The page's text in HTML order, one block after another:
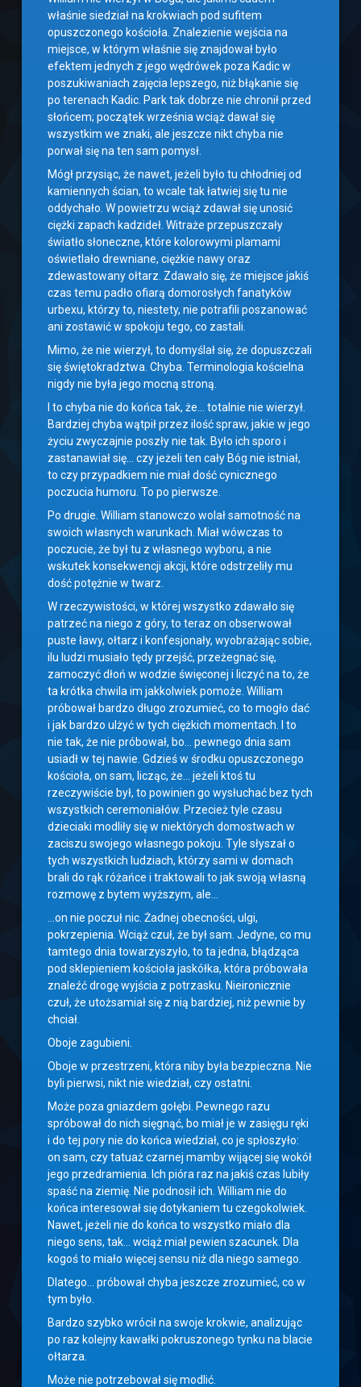
właśnie siedział na krokwiach pod sufitem
opuszczonego kościoła. Znalezienie wejścia na
miejsce, w którym właśnie się znajdował było
efektem jednych z jego wędrówek poza Kadic w
poszukiwaniach zajęcia lepszego, niż błąkanie się
po terenach Kadic. Park tak dobrze nie chronił przed
słońcem; początek września wciąż dawał się
wszystkim we znaki, ale jeszcze nikt chyba nie
porwał się na ten sam pomysł.
Mógł przysiąc, że nawet, jeżeli było tu chłodniej od
kamiennych ścian, to wcale tak łatwiej się tu nie
oddychało. W powietrzu wciąż zdawał się unosić
ciężki zapach kadzideł. Witraże przepuszczały
światło słoneczne, które kolorowymi plamami
oświetlało drewniane, ciężkie nawy oraz
zdewastowany ołtarz. Zdawało się, że miejsce jakiś
czas temu padło ofiarą domorosłych fanatyków
urbexu, którzy to, niestety, nie potrafili poszanować
ani zostawić w spokoju tego, co zastali.
Mimo, że nie wierzył, to domyślał się, że dopuszczali
się świętokradztwa. Chyba. Terminologia kościelna
nigdy nie była jego mocną stroną.
I to chyba nie do końca tak, że… totalnie nie wierzył.
Bardziej chyba wątpił przez ilość spraw, jakie w jego
życiu zwyczajnie poszły nie tak. Było ich sporo i
zastanawiał się… czy jeżeli ten cały Bóg nie istniał,
to czy przypadkiem nie miał dość cynicznego
poczucia humoru. To po pierwsze.
Po drugie. William stanowczo wolał samotność na
swoich własnych warunkach. Miał wówczas to
poczucie, że był tu z własnego wyboru, a nie
wskutek konsekwencji akcji, które odstrzeliły mu
dość potężnie w twarz.
W rzeczywistości, w której wszystko zdawało się
patrzeć na niego z góry, to teraz on obserwował
puste ławy, ołtarz i konfesjonały, wyobrażając sobie,
ilu ludzi musiało tędy przejść, przeżegnać się,
zamoczyć dłoń w wodzie święconej i liczyć na to, że
ta krótka chwila im jakkolwiek pomoże. William
próbował bardzo długo zrozumieć, co to mogło dać
i jak bardzo ulżyć w tych ciężkich momentach. I to
nie tak, że nie próbował, bo… pewnego dnia sam
usiadł w tej nawie. Gdzieś w środku opuszczonego
kościoła, on sam, licząc, że… jeżeli ktoś tu
rzeczywiście był, to powinien go wysłuchać bez tych
wszystkich ceremoniałów. Przecież tyle czasu
dzieciaki modliły się w niektórych domostwach w
zaciszu swojego własnego pokoju. Tyle słyszał o
tych wszystkich ludziach, którzy sami w domach
brali do rąk różańce i traktowali to jak swoją własną
rozmowę z bytem wyższym, ale…
…on nie poczuł nic. Żadnej obecności, ulgi,
pokrzepienia. Wciąż czuł, że był sam. Jedyne, co mu
tamtego dnia towarzyszyło, to ta jedna, błądząca
pod sklepieniem kościoła jaskółka, która próbowała
znaleźć drogę wyjścia z potrzasku. Nieironicznie
czuł, że utożsamiał się z nią bardziej, niż pewnie by
chciał.
Oboje zagubieni.
Oboje w przestrzeni, która niby była bezpieczna. Nie
byli pierwsi, nikt nie wiedział, czy ostatni.
Może poza gniazdem gołębi. Pewnego razu
spróbował do nich sięgnąć, bo miał je w zasięgu ręki
i do tej pory nie do końca wiedział, co je spłoszyło:
on sam, czy tatuaż czarnej mamby wijącej się wokół
jego przedramienia. Ich pióra raz na jakiś czas lubiły
spaść na ziemię. Nie podnosił ich. William nie do
końca interesował się dotykaniem tu czegokolwiek.
Nawet, jeżeli nie do końca to wszystko miało dla
niego sens, tak… wciąż miał pewien szacunek. Dla
kogoś to miało więcej sensu niż dla niego samego.
Dlatego… próbował chyba jeszcze zrozumieć, co w
tym było.
Bardzo szybko wrócił na swoje krokwie, analizując
po raz kolejny kawałki pokruszonego tynku na blacie
ołtarza.
Może nie potrzebował się modlić.